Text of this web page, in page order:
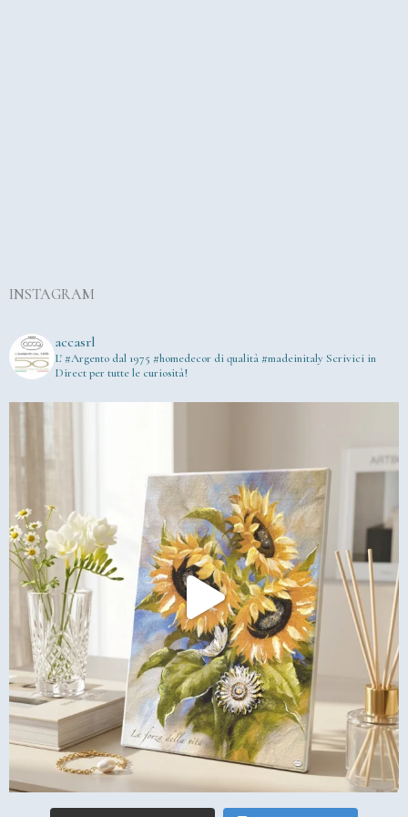
INSTAGRAM
accasrl
L' #Argento dal 1975 #homedecor di qualità #madeinitaly Scrivici in
Direct per tutte le curiosità!